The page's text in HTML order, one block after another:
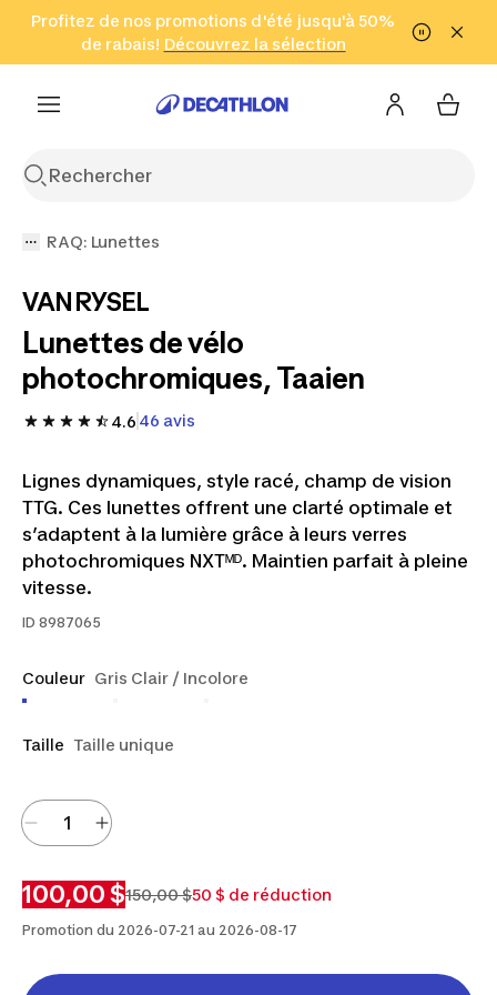
Aller à la recherche Aller au contenu Aller au pied de
Profitez de nos promotions d'été jusqu'à 50%
de rabais! Découvrez la sélection
Cliquez ici
en seulement 2 h!
(Zones sélectionnées)
RAQ: Lunettes
VAN RYSEL
Lunettes de vélo
photochromiques, Taaien
4.6 46 avis
Lignes dynamiques, style racé, champ de vision
TTG. Ces lunettes offrent une clarté optimale et
s’adaptent à la lumière grâce à leurs verres
photochromiques NXTᴹᴰ. Maintien parfait à pleine
vitesse.
ID 8987065
Couleur Gris Clair / Incolore
Taille Taille unique
100,00 $150,00 $50 $ de réduction
Promotion du 2026-07-21 au 2026-08-17